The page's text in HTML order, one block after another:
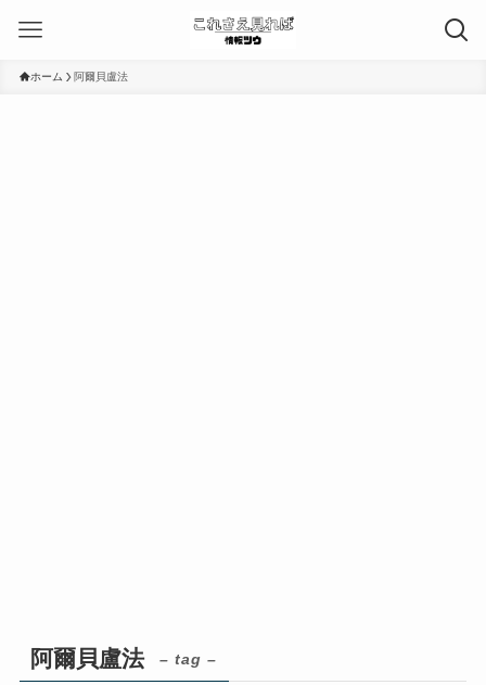
ホーム 阿爾貝盧法
阿爾貝盧法 – tag –